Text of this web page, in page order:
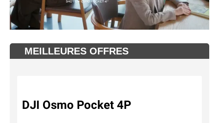
MEILLEURES OFFRES
DJI Osmo Pocket 4P